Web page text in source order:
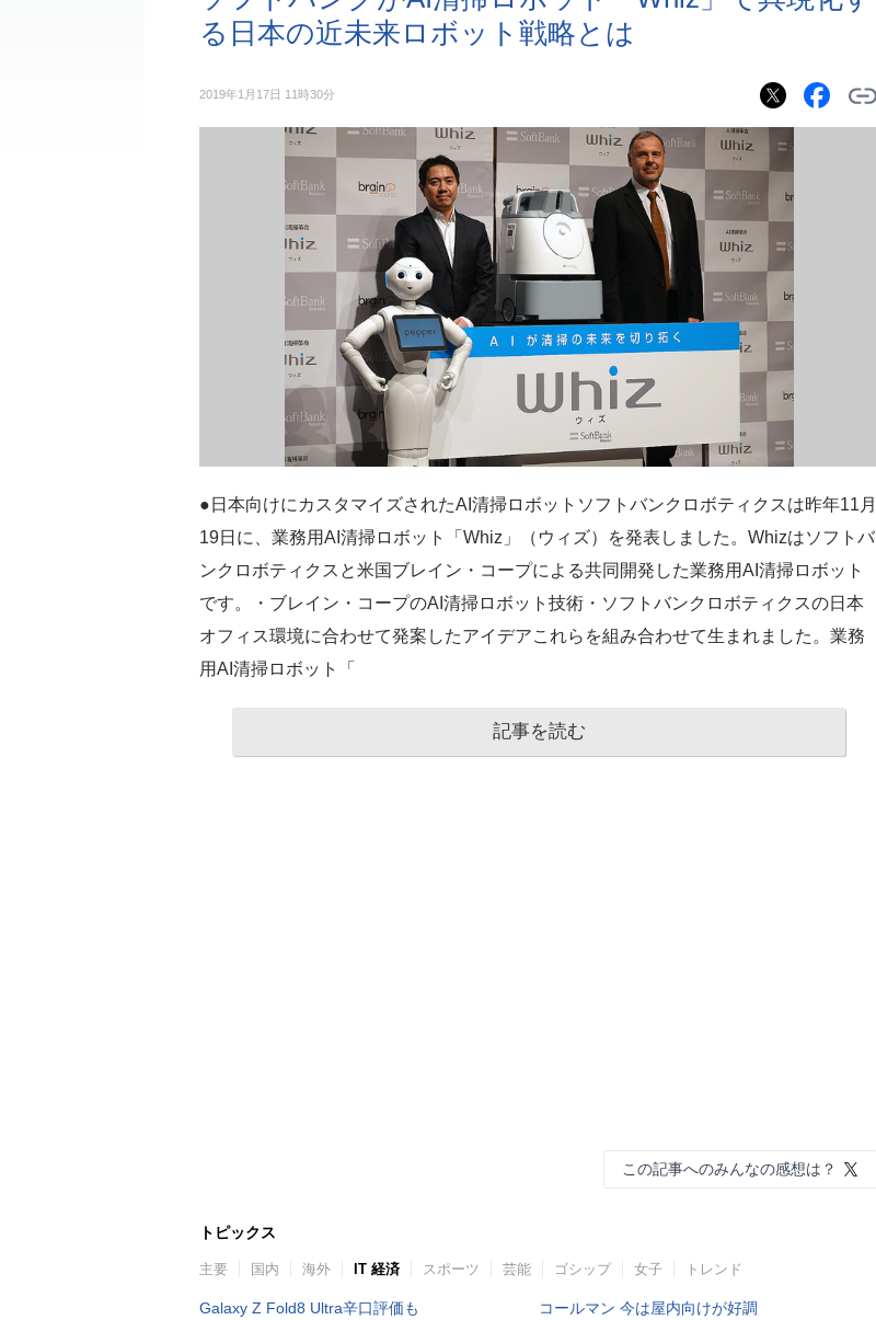
る日本の近未来ロボット戦略とは
2019年1月17日 11時30分
●日本向けにカスタマイズされたAI清掃ロボットソフトバンクロボティクスは昨年11月
19日に、業務用AI清掃ロボット「Whiz」（ウィズ）を発表しました。Whizはソフトバ
ンクロボティクスと米国ブレイン・コープによる共同開発した業務用AI清掃ロボット
です。・ブレイン・コープのAI清掃ロボット技術・ソフトバンクロボティクスの日本
オフィス環境に合わせて発案したアイデアこれらを組み合わせて生まれました。業務
用AI清掃ロボット「
記事を読む
この記事へのみんなの感想は？
トピックス
主要 国内 海外 IT 経済 スポーツ 芸能 ゴシップ 女子 トレンド
Galaxy Z Fold8 Ultra辛口評価も
コールマン 今は屋内向けが好調